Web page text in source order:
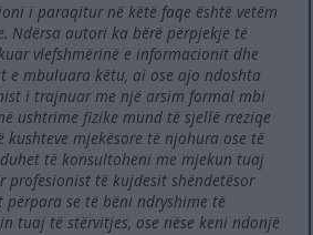
i paraqitur në këtë faqe është vetëm
Ndërsa autori ka bërë përpjekje të
vlefshmërinë e informacionit dhe
e mbuluara këtu, ai ose ajo ndoshta
i trajnuar me një arsim formal mbi
ushtrime fizike mund të sjellë rreziqe
kushteve mjekësore të njohura ose të
të konsultoheni me mjekun tuaj
profesionist të kujdesit shëndetësor
se të bëni ndryshime të
tuaj të stërvitjes, ose nëse keni ndonjë